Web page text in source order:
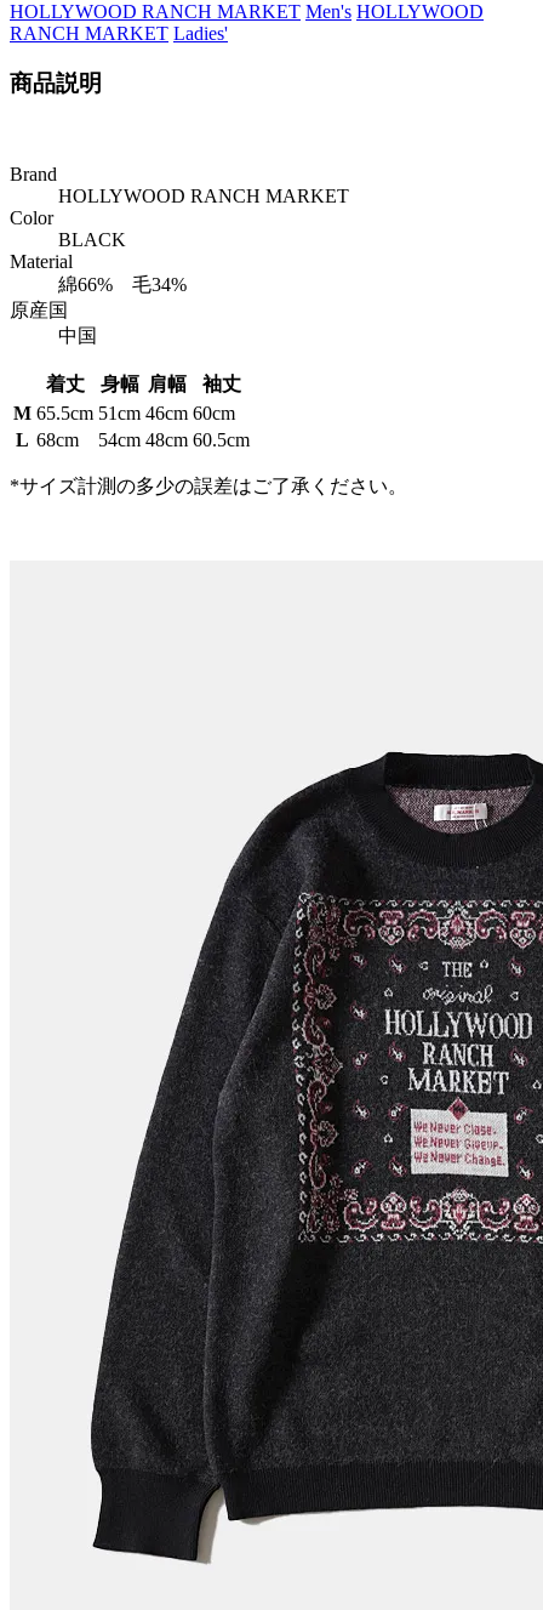
HOLLYWOOD RANCH MARKET Men's HOLLYWOOD
RANCH MARKET Ladies'
商品説明
Brand
HOLLYWOOD RANCH MARKET
Color
BLACK
Material
綿66% 毛34%
原産国
中国
着丈 身幅 肩幅
袖丈
M 65.5cm 51cm 46cm 60cm
L 68cm 54cm 48cm 60.5cm
*サイズ計測の多少の誤差はご了承ください。